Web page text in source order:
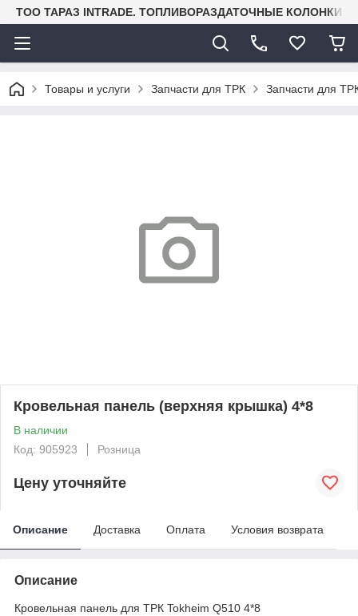
TOO ТАРАЗ INTRADE. ТОПЛИВОРАЗДАТОЧНЫЕ КОЛОНКИ
Товары и услуги Запчасти для ТРК Запчасти для
Кровельная панель (верхняя крышка) 4*8
В наличии
Код: 905923
Розница
Цену уточняйте
Описание Доставка Оплата Условия возврата
Описание
Кровельная панель для ТРК Tokheim Q510 4*8